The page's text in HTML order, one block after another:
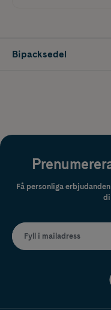
Bipacksedel
Få personliga
Fyll i mailadress